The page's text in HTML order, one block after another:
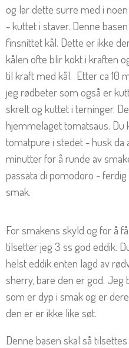
og lar dette surre med i
- kuttet i staver. Denne
finsnittet kål. Dette er ikke
kålen ofte blir kokt i kraften
til kraft med kål. Etter ca 10
jeg rødbeter som også er
skrelt og kuttet i terninger.
hjemmelaget tomatsaus. Du
tomatpure i stedet - husk da
minutter for å runde av
passata di pomodoro -
smak.
For smakens skyld og for å
tilsetter jeg 3 ss god eddik.
helst eddik enten lagd av
sherry, bare den er god. Jeg
som er dyp i smak og er
den er er ikke like søt.
Denne basen skal så